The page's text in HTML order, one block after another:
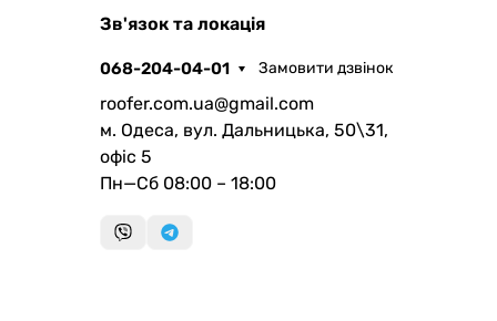
Зв'язок та локація
068-204-04-01 Замовити дзвінок
roofer.com.ua@gmail.com
м. Одеса, вул. Дальницька, 50\31,
офіс 5
Пн—Сб 08:00 – 18:00
ROOFER
AI помічник